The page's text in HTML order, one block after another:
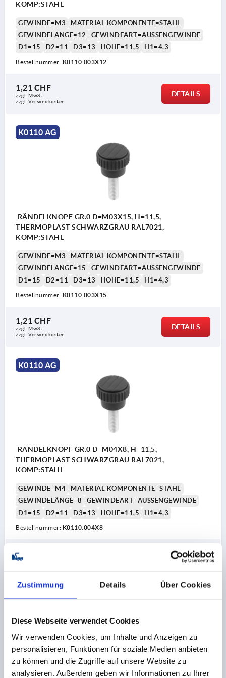
Zustimmung Details Über Cookies
Diese Webseite verwendet Cookies
Wir verwenden Cookies, um Inhalte und Anzeigen zu
personalisieren, Funktionen für soziale Medien anbieten
zu können und die Zugriffe auf unsere Website zu
analysieren. Außerdem geben wir Informationen zu Ihrer
KOMP:STAHL
GEWINDE=M3
MATERIAL KOMPONENTE=STAHL
GEWINDELÄNGE=12
GEWINDEART=AUSSENGEWINDE
D1=15
D2=11 D3=13 HÖHE=11,5 H1=4,3
Bestellnummer: K0110.003X12
1,21 CHF
zzgl. MwSt.
zzgl. Versandkosten
DETAILS
K0110 AG
RÄNDELKNOPF GR.0 D=M03X15, H=11,5,
THERMOPLAST SCHWARZGRAU RAL7021,
KOMP:STAHL
GEWINDE=M3
MATERIAL KOMPONENTE=STAHL
GEWINDELÄNGE=15
GEWINDEART=AUSSENGEWINDE
D1=15
D2=11 D3=13 HÖHE=11,5 H1=4,3
Bestellnummer: K0110.003X15
1,21 CHF
zzgl. MwSt.
zzgl. Versandkosten
DETAILS
K0110 AG
RÄNDELKNOPF GR.0 D=M04X8, H=11,5,
THERMOPLAST SCHWARZGRAU RAL7021,
KOMP:STAHL
GEWINDE=M4
MATERIAL KOMPONENTE=STAHL
GEWINDELÄNGE=8
GEWINDEART=AUSSENGEWINDE
D1=15
D2=11 D3=13 HÖHE=11,5 H1=4,3
Bestellnummer: K0110.004X8
1,11 CHF
zzgl. MwSt.
DETAILS
K0110 AG